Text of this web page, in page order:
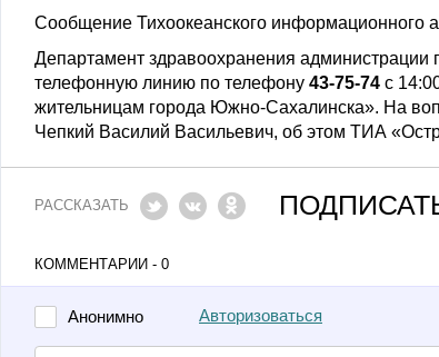
Сообщение Тихоокеанского информационного
Департамент здравоохранения
телефонную линию по телефону 43-75-74 с
жительницам города Южно-Сахалинска». На
Чепкий Василий Васильевич, об этом ТИА
РАССКАЗАТЬ
КОММЕНТАРИИ - 0
Анонимно Авторизоваться